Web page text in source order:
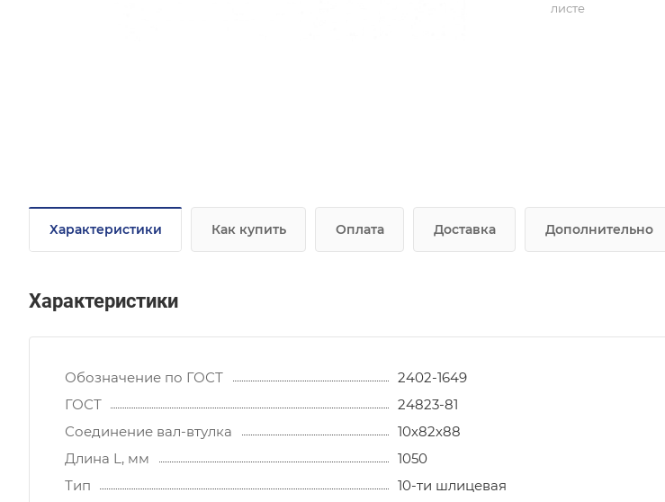
листе
Характеристики Как купить Оплата Доставка Дополнительно
Характеристики
Обозначение по ГОСТ
2402-1649
ГОСТ
24823-81
Соединение вал-втулка
10х82х88
Длина L, мм
1050
Тип
10-ти шлицевая